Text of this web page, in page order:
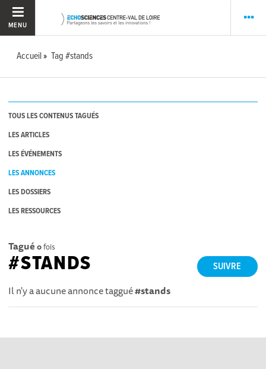
MENU
Accueil Tag #stands
TOUS LES CONTENUS TAGUÉS
LES ARTICLES
LES ÉVÉNEMENTS
LES ANNONCES
LES DOSSIERS
LES RESSOURCES
Tagué 0fois
SUIVRE
#STANDS
Il n'y a aucune annonce taggué#stands